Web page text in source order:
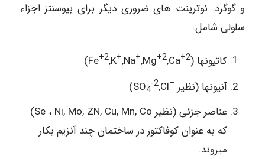
و گوگرد. نوترینت های ضروری دیگر برای بیوسنتز اجزاء
سلولی شامل:
کاتیونها (Fe +2,K+,Na+,Mg+2,Ca+2
)
آنیونها (نظیر –
SO4
-2,Cl)
عناصر جزئی (نظیر Se ، Ni, Mo, ZN, Cu, Mn, Co)
که به عنوان کوفاکتور در ساختمان چند آنزیم بکار
میروند.